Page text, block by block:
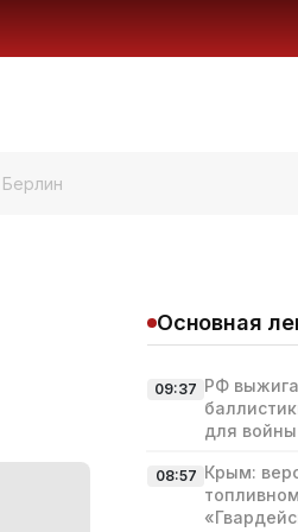
Основная
09:37 РФ
для
08:57 Крым: